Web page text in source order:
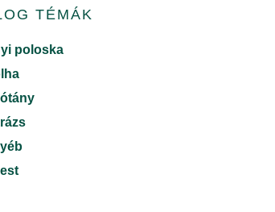
TÉMÁK
poloska